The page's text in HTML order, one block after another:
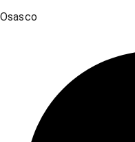
Osasco